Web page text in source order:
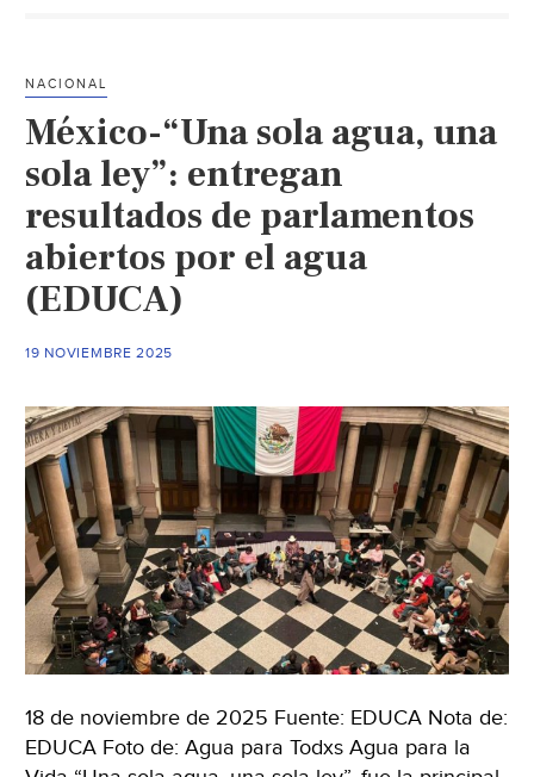
agua
enviadas
por
el
Ejecutivo
federal
(El
Economista)
NACIONAL
México-“Una sola agua, una
sola ley”: entregan
resultados de parlamentos
abiertos por el agua
(EDUCA)
19 NOVIEMBRE 2025
18 de noviembre de 2025 Fuente: EDUCA Nota de:
EDUCA Foto de: Agua para Todxs Agua para la